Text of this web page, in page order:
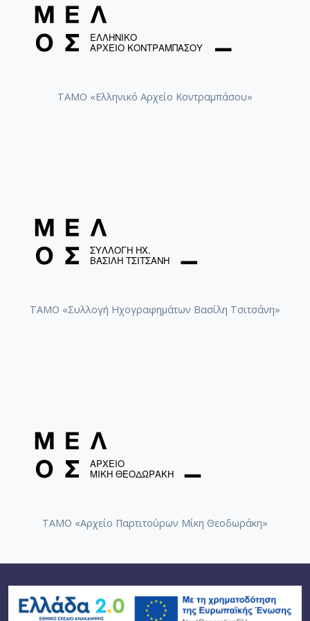
(Millennium). Επεξεργάστηκε τον Ολυμπιακό Ύμνο για
μεικτή χορωδία a capella στις επίσημες τελετές Αφής
της Ολυμπιακής Φλόγας ύστερα από ανάθεση της
Ολυμπιακής Επιτροπής για την Ολυμπιάδα του 2004
απονεμήθηκε το βραβείο «Ξένιος Δίας» για την
ΤΑΜΟ «Ελληνικό Αρχείο Κοντραμπάσου»
ΤΑΜΟ «Συλλογή Ηχογραφημάτων Βασίλη Τσιτσάνη»
ΤΑΜΟ «Αρχείο Παρτιτούρων Μίκη Θεοδωράκη»